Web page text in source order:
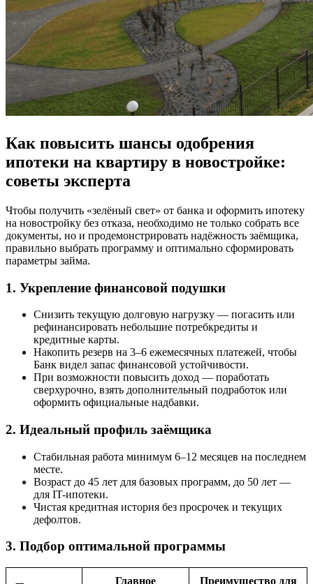
Как повысить шансы одобрения
ипотеки на квартиру в новостройке:
советы эксперта
Чтобы получить «зелёный свет» от банка и оформить ипотеку
на новостройку без отказа, необходимо не только собрать все
документы, но и продемонстрировать надёжность заёмщика,
правильно выбрать программу и оптимально сформировать
параметры займа.
1. Укрепление финансовой подушки
Снизить текущую долговую нагрузку — погасить или
рефинансировать небольшие потребкредиты и
кредитные карты.
Накопить резерв на 3–6 ежемесячных платежей, чтобы
Банк видел запас финансовой устойчивости.
При возможности повысить доход — поработать
сверхурочно, взять дополнительный подработок или
оформить официальные надбавки.
2. Идеальный профиль заёмщика
Стабильная работа минимум 6–12 месяцев на последнем
месте.
Возраст до 45 лет для базовых программ, до 50 лет —
для IT-ипотеки.
Чистая кредитная история без просрочек и текущих
дефолтов.
3. Подбор оптимальной программы
Главное Преимущество для